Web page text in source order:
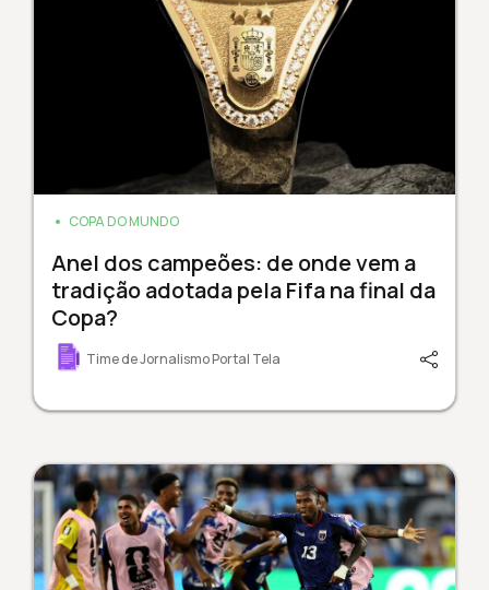
COPA DO MUNDO
Anel dos campeões: de onde vem a
tradição adotada pela Fifa na final da
Copa?
Time de Jornalismo Portal Tela